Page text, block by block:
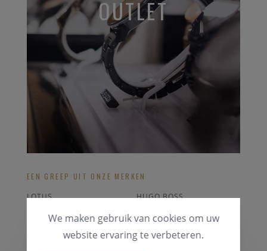
OUTLET
EEN GREEP UIT ONZE MERKEN
LOTUS
HUGO BOSS
POLAR HARTSLAGMETER
BREITLING STRAPS
We maken gebruik van cookies om uw
website ervaring te verbeteren.